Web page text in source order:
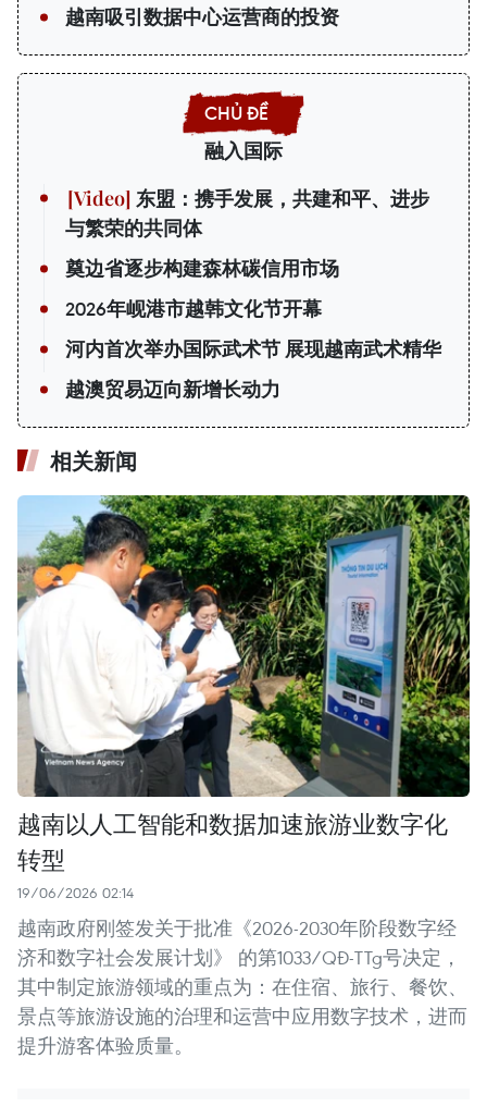
越南吸引数据中心运营商的投资
融入国际
东盟：携手发展，共建和平、进步
与繁荣的共同体
奠边省逐步构建森林碳信用市场
2026年岘港市越韩文化节开幕
河内首次举办国际武术节 展现越南武术精华
越澳贸易迈向新增长动力
相关新闻
越南以人工智能和数据加速旅游业数字化
转型
19/06/2026 02:14
越南政府刚签发关于批准《2026-2030年阶段数字经
济和数字社会发展计划》 的第1033/QĐ-TTg号决定，
其中制定旅游领域的重点为：在住宿、旅行、餐饮、
景点等旅游设施的治理和运营中应用数字技术，进而
提升游客体验质量。